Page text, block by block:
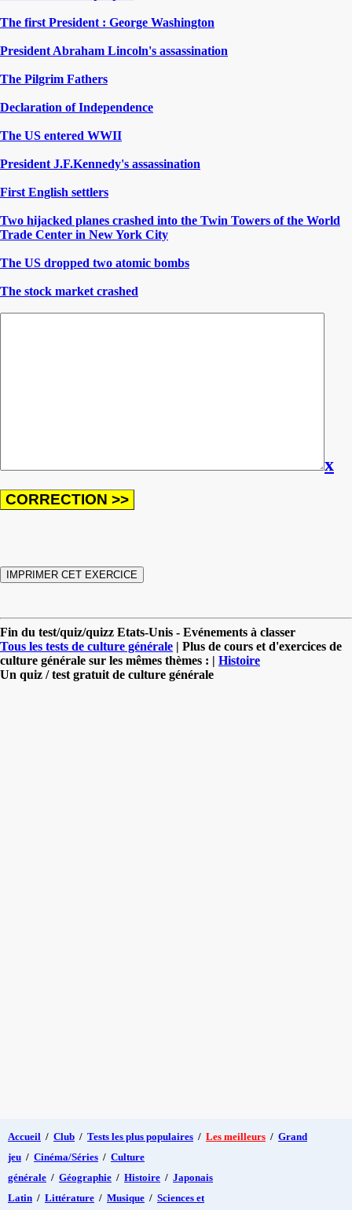
The first President : George Washington
President Abraham Lincoln's assassination
The Pilgrim Fathers
Declaration of Independence
The US entered WWII
President J.F.Kennedy's assassination
First English settlers
Two hijacked planes crashed into the Twin Towers of the World
Trade Center in New York City
The US dropped two atomic bombs
The stock market crashed
x
Fin du test/quiz/quizz Etats-Unis - Evénements à classer
Tous les tests de culture générale | Plus de cours et d'exercices de
culture générale sur les mêmes thèmes : | Histoire
Un quiz / test gratuit de culture générale
Accueil / Club / Tests les plus populaires / Les meilleurs / Grand
jeu / Cinéma/Séries / Culture
générale / Géographie / Histoire / Japonais
Latin / Littérature / Musique / Sciences et